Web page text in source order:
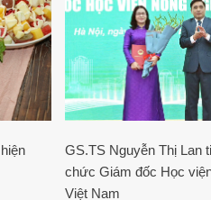
GS.TS Nguyễn Thị Lan
chức Giám đốc Học
Việt Nam